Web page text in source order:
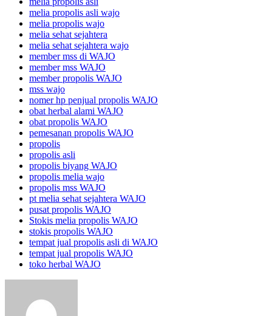
melia propolis asli wajo
melia propolis wajo
melia sehat sejahtera
melia sehat sejahtera wajo
member mss di WAJO
member mss WAJO
member propolis WAJO
mss wajo
nomer hp penjual propolis WAJO
obat herbal alami WAJO
obat propolis WAJO
pemesanan propolis WAJO
propolis
propolis asli
propolis biyang WAJO
propolis melia wajo
propolis mss WAJO
pt melia sehat sejahtera WAJO
pusat propolis WAJO
Stokis melia propolis WAJO
stokis propolis WAJO
tempat jual propolis asli di WAJO
tempat jual propolis WAJO
toko herbal WAJO